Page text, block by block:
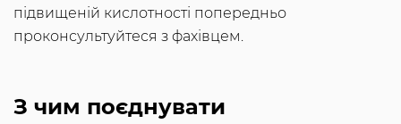
підвищеній кислотності попередньо
проконсультуйтеся з фахівцем.
З чим поєднувати